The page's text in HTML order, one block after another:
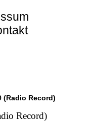
(Radio Record)
Record)